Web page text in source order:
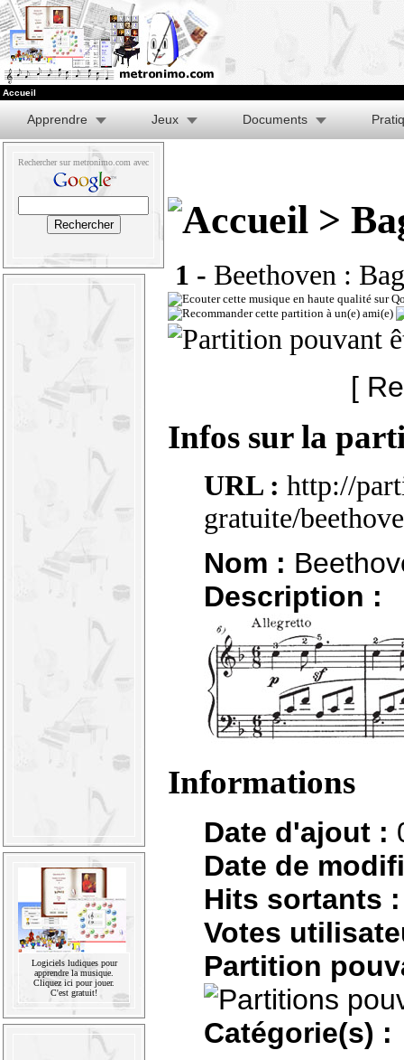
Accueil
Apprendre Jeux Documents
Rechercher sur metronimo.com avec
Logiciels ludiques pour
apprendre la musique.
Cliquez ici pour jouer.
C'est gratuit!
>
1 - Beethoven :
[
Infos sur la
URL : http://
gratuite/
Nom :
Description :
Informations
Date d'ajout :
Date de
Hits sortants :
Votes
Partition
Catégorie(s) :